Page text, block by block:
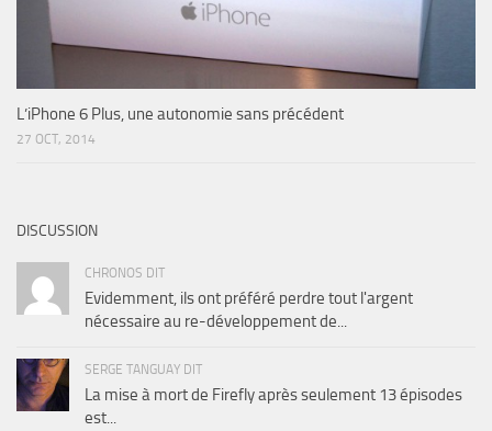
L’iPhone 6 Plus, une autonomie sans précédent
27 OCT, 2014
DISCUSSION
CHRONOS DIT
Evidemment, ils ont préféré perdre tout l'argent
nécessaire au re-développement de...
SERGE TANGUAY DIT
La mise à mort de Firefly après seulement 13 épisodes
est...